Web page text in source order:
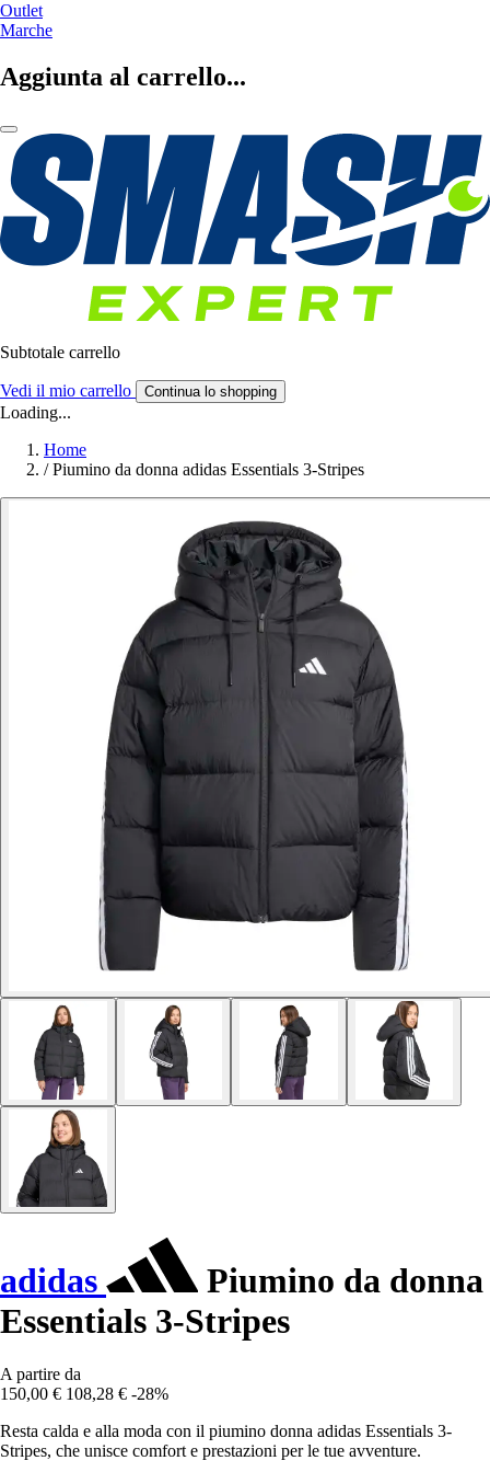
Outlet
Marche
Aggiunta al carrello...
Subtotale carrello
Vedi il mio carrello Continua lo shopping
Loading...
Home
/ Piumino da donna adidas Essentials 3-Stripes
adidas
Piumino da donna
Essentials 3-Stripes
A partire da
150,00 € 108,28 € -28%
Resta calda e alla moda con il piumino donna adidas Essentials 3-
Stripes, che unisce comfort e prestazioni per le tue avventure.